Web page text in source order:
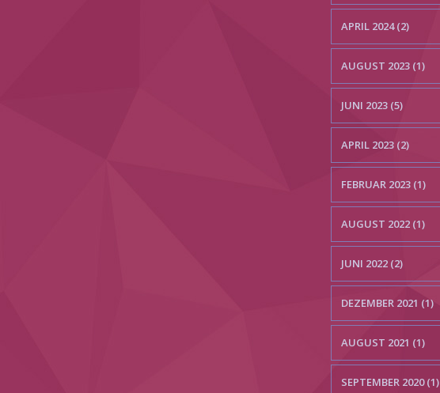
APRIL 2024 (2)
AUGUST 2023 (1)
JUNI 2023 (5)
APRIL 2023 (2)
FEBRUAR 2023 (1)
AUGUST 2022 (1)
JUNI 2022 (2)
DEZEMBER 2021 (1)
AUGUST 2021 (1)
SEPTEMBER 2020 (1)